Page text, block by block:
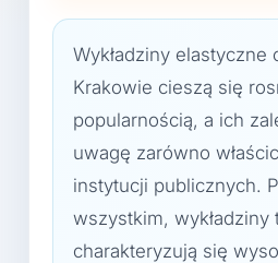
Wykładziny elastyczne
Krakowie cieszą się
popularnością, a ich
uwagę zarówno
instytucji publicznych.
wszystkim, wykładziny
charakteryzują się